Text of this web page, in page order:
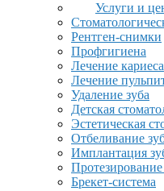
Услуги и
Рентген-снимки
Профгигиена
Лечение кариеса
Лечение
Удаление зуба
Детская
Эстетическая
Отбеливание
Имплантация
Протезирование
Брекет-система